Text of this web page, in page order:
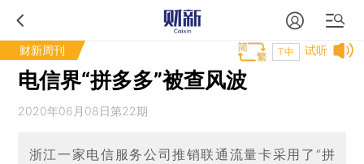
财新周刊 试听
T中
电信界“拼多多”被查风波
2020年06月08日第22期
浙江一家电信服务公司推销联通流量卡采用了“拼